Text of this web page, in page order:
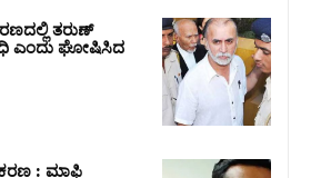
ತರುಣ್
ಎಂದು ಘೋಷಿಸಿದ
: ಮಾಫಿ